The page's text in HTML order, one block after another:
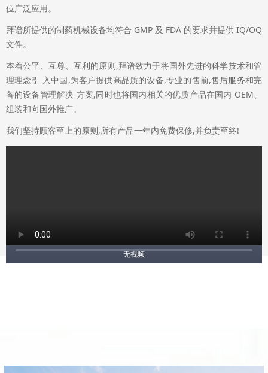
位广泛应用。
拜谱所提供的制药机械设备均符合 GMP 及 FDA 的要求并提供 IQ/OQ
文件。
本着公平、互尊、互利的原则,拜谱致力于将国外先进的科学技术和管
理理念引 入中国,为客户提供高品质的设备,专业的售前,售后服务和完
备的设备管理解决 方案,同时也将国内相关的优质产品在国内 OEM、
组装和向国外推广。
我们坚持顾客至上的原则,所有产品一年内免费保修,并负责至终!
无视频